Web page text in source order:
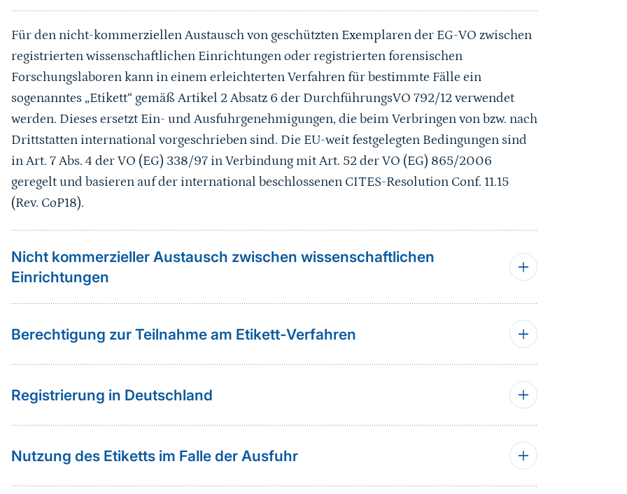
Für den nicht-kommerziellen Austausch von geschützten Exemplaren der EG-VO zwischen
registrierten wissenschaftlichen Einrichtungen oder registrierten forensischen
Forschungslaboren kann in einem erleichterten Verfahren für bestimmte Fälle ein
sogenanntes „Etikett“ gemäß Artikel 2 Absatz 6 der DurchführungsVO 792/12 verwendet
werden. Dieses ersetzt Ein- und Ausfuhrgenehmigungen, die beim Verbringen von bzw. nach
Drittstatten international vorgeschrieben sind. Die EU-weit festgelegten Bedingungen sind
in Art. 7 Abs. 4 der VO (EG) 338/97 in Verbindung mit Art. 52 der VO (EG) 865/2006
geregelt und basieren auf der international beschlossenen CITES-Resolution Conf. 11.15
(Rev. CoP18).
Nicht kommerzieller Austausch zwischen wissenschaftlichen
Einrichtungen
Berechtigung zur Teilnahme am Etikett-Verfahren
Registrierung in Deutschland
Nutzung des Etiketts im Falle der Ausfuhr